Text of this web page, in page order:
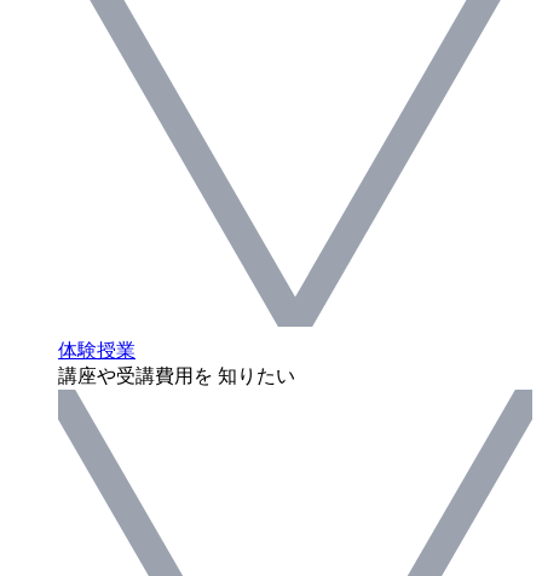
体験授業
講座や受講費用を 知りたい